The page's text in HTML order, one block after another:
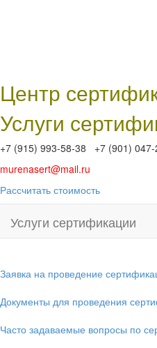
Центр
Услуги
+7 (915) 993-58-38 +7 (901)
murenasert@mail.ru
Рассчитать стоимость
Услуги сертификации
Заявка на проведение
Документы для проведения
Часто задаваемые вопросы по